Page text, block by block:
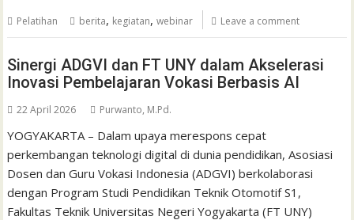
Pelatihan berita, kegiatan,webinar Leave a comment
Sinergi ADGVI dan FT UNY dalam Akselerasi
Inovasi Pembelajaran Vokasi Berbasis AI
22 April 2026 Purwanto, M.Pd.
YOGYAKARTA – Dalam upaya merespons cepat
perkembangan teknologi digital di dunia pendidikan, Asosiasi
Dosen dan Guru Vokasi Indonesia (ADGVI) berkolaborasi
dengan Program Studi Pendidikan Teknik Otomotif S1,
Fakultas Teknik Universitas Negeri Yogyakarta (FT UNY)